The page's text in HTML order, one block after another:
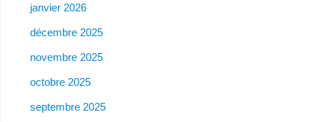
janvier 2026
décembre 2025
novembre 2025
octobre 2025
septembre 2025